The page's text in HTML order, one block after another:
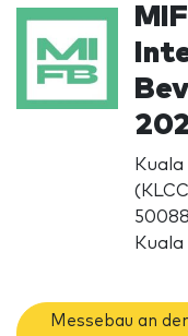
50088
Messebau an